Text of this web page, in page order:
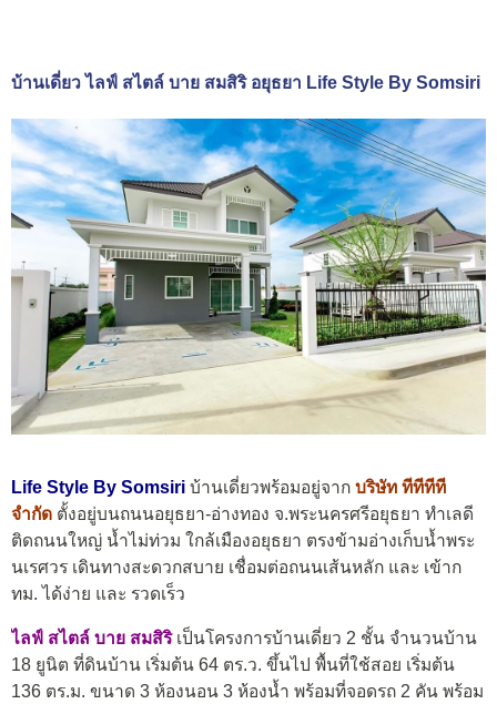
บ้านเดี่ยว ไลฟ์ สไตล์ บาย สมสิริ อยุธยา Life Style By Somsiri
Life Style By Somsiri บ้านเดี่ยวพร้อมอยู่จาก บริษัท ทีทีทีที
จำกัด ตั้งอยู่บนถนนอยุธยา-อ่างทอง จ.พระนครศรีอยุธยา ทำเลดี
ติดถนนใหญ่ น้ำไม่ท่วม ใกล้เมืองอยุธยา ตรงข้ามอ่างเก็บน้ำพระ
นเรศวร เดินทางสะดวกสบาย เชื่อมต่อถนนเส้นหลัก และ เข้าก
ทม. ได้ง่าย และ รวดเร็ว
ไลฟ์ สไตล์ บาย สมสิริเป็นโครงการบ้านเดี่ยว 2 ชั้น จำนวนบ้าน
18 ยูนิต ที่ดินบ้าน เริ่มต้น 64 ตร.ว. ขึ้นไป พื้นที่ใช้สอย เริ่มต้น
136 ตร.ม. ขนาด 3 ห้องนอน 3 ห้องน้ำ พร้อมที่จอดรถ 2 คัน พร้อม